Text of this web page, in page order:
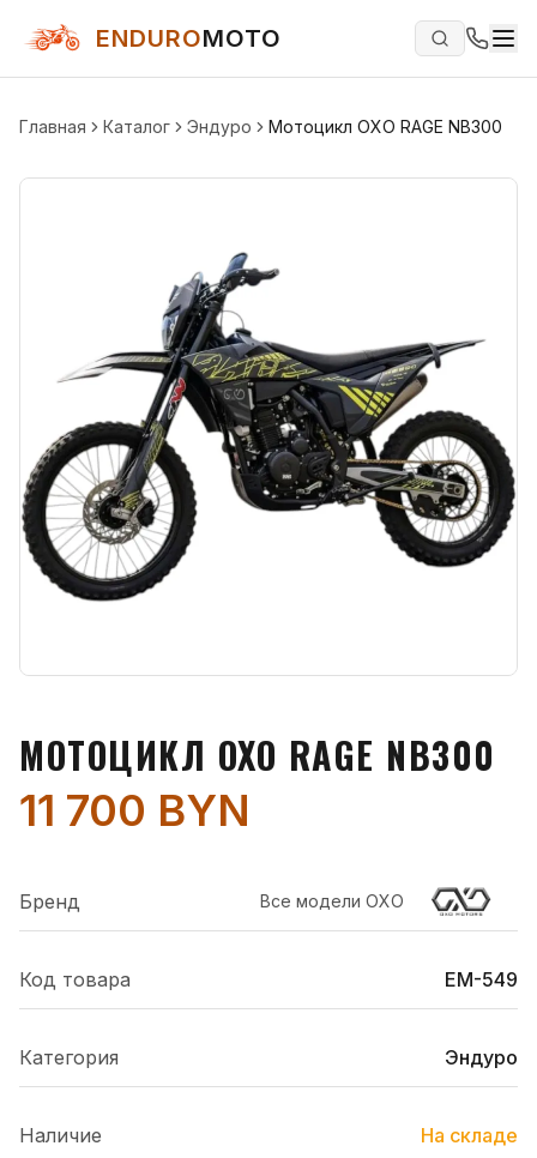
ENDUROMOTO
Главная Каталог Эндуро Мотоцикл OXO RAGE NB300
МОТОЦИКЛ OXO RAGE NB300
11 700 BYN
Бренд Все модели OXO
Код товара EM-549
Категория Эндуро
Наличие На складе